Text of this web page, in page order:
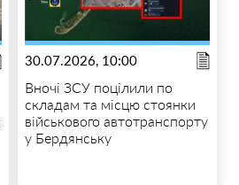
30.07.2026, 10:00
Вночі ЗСУ поцілили по
складам та місцю стоянки
військового автотранспорту
у Бердянську